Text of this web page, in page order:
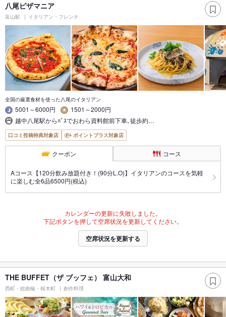
八尾ピザマニア
富山駅 イタリアン・フレンチ
全国の厳選食材を使った八尾のイタリアン
5001～6000円
1501～2000円
越中八尾駅からﾊﾞｽでおわら資料館前下車､徒歩約…
口コミ投稿特典対象店 ポイントプラス対象店
クーポン コース
Aコース【120分飲み放題付き！(90分L.O)】イタリアンのコースを気軽
に楽しむ全6品6500円(税込)
カレンダーの更新に失敗しました。
下記ボタンを押して空席状況を更新してください。
空席状況を更新する
THE BUFFET（ザ ブッフェ） 富山大和
西町・総曲輪・桜木町 創作料理